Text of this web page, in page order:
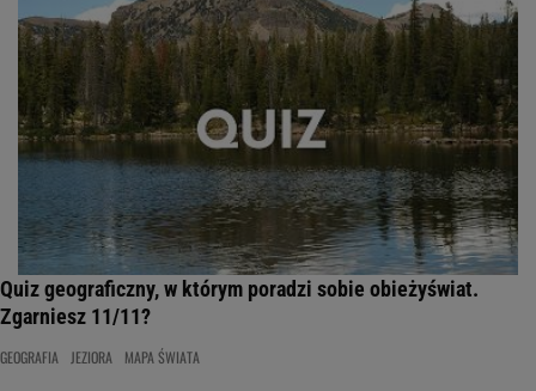
Quiz geograficzny, w którym poradzi sobie obieżyświat.
Zgarniesz 11/11?
GEOGRAFIA JEZIORA MAPA ŚWIATA